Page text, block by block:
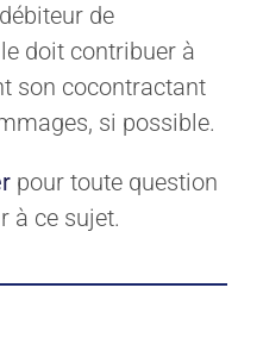
de
doit contribuer à
son cocontractant
si possible.
pour toute question
à ce sujet.